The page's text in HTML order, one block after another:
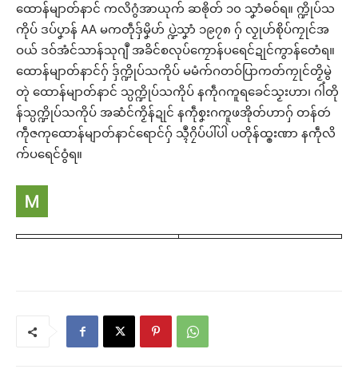
ထောန်မျာတ်နာင် ကလိဂွံအာယုက် ဆၜိုတ် ၁၀ သၞာံဓဝ်ရ။ က္ဍိုပ်သ
ကိုပ် ဒပ်ပၞာန် AA မကတဵုဒှ်မၞိဟ် ပ္ဍဲသၞာံ ၁၉၇၈ ဂှ် လၟုဟ်စိုပ်ကၠုင်အ
ဝယ် ဒဝ်အံင်သာန်သုဂျဳ အခိင်စလုပ်ကၠောန်ပရေင်ဍုင်ကွာန်တေံရ။
ထောန်မျာတ်နာင်ဂှ် ဒှ်က္ဍိုပ်သကိုပ် မမံက်ဂတဝ်ပြာကတ်ကၠုင်တၟိမွဲ
တုဲ ထောန်မျာတ်နာင် သ္ပက္ဍိုပ်သကိုပ် နကဵုဂကူရခေင်သၟးဟာ၊ ဂါံတို
န်သ္ပက္ဍိုပ်သကိုပ် အဆံင်ကၟိန်ဍုင် နကဵုစၞးဂကူဖအိုတ်ဟာဂှ် တန်တဴ
ကဵုဇကုထောန်မျာတ်နာင်ရောင်ဂှ် သ္ၚဳဂၠိပ်ပါ်ပါဲ ပတိုန်ထ္ၜးဏာ နကဵုလိ
က်ပရေင်ဝွံရ။